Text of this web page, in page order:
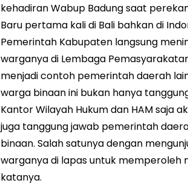
kehadiran Wabup Badung saat
Baru pertama kali di Bali bahkan di
Pemerintah Kabupaten langsung
warganya di Lembaga
menjadi contoh pemerintah daerah
warga binaan ini bukan hanya
Kantor Wilayah Hukum dan HAM saja
juga tanggung jawab pemerintah
binaan. Salah satunya dengan
warganya di lapas untuk memperoleh
katanya.